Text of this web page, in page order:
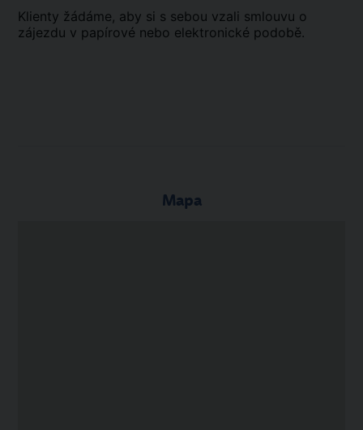
Klienty žádáme, aby si s sebou vzali smlouvu o
zájezdu v papírové nebo elektronické podobě.
Mapa